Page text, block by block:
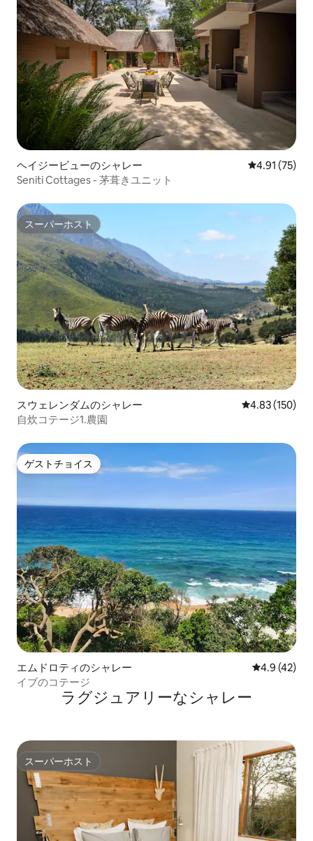
ヘイジービューのシャレー レビュー75
4.91 (75)
Seniti Cottages - 茅葺きユニット
スーパーホスト
スーパーホスト
スウェレンダムのシャレー レビュー150
4.83 (150)
自炊コテージ1.農園
ゲストチョイス
ゲストチョイス
エムドロティのシャレー レビュー42
4.9 (42)
イブのコテージ
ラグジュアリーなシャレー
スーパーホスト
スーパーホスト